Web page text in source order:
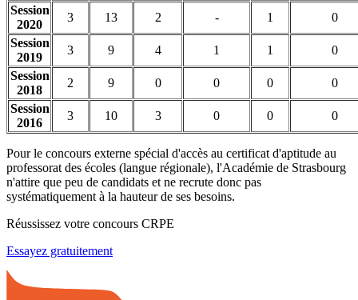
Session
2020
3 13 2 - 1
0
Session
2019
3 9 4 1 1
0
Session
2018
2 9 0 0 0
0
Session
2016
3 10 3 0 0 0
Pour le concours externe spécial d'accès au certificat d'aptitude au
professorat des écoles (langue régionale), l'Académie de Strasbourg
n'attire que peu de candidats et ne recrute donc pas
systématiquement à la hauteur de ses besoins.
Réussissez votre concours CRPE
Essayez gratuitement